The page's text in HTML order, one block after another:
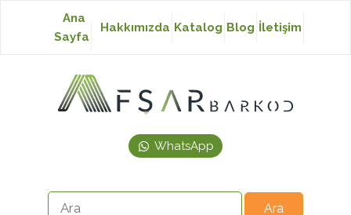
Baskısız Etiket
Ana
Sayfa
Hakkımızda Katalog Blog İletişim
WhatsApp